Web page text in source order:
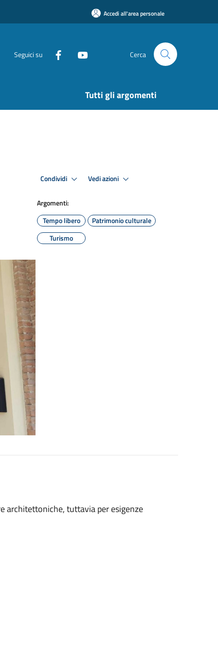
Accedi all'area personale
Seguici su Cerca
Tutti gli argomenti
Condividi Vedi azioni
Argomenti:
Tempo libero
Patrimonio culturale
Turismo
architettoniche, tuttavia per esigenze